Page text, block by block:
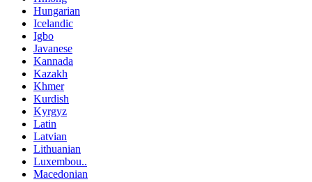
Hungarian
Icelandic
Igbo
Javanese
Kannada
Kazakh
Khmer
Kurdish
Kyrgyz
Latin
Latvian
Lithuanian
Luxembou..
Macedonian